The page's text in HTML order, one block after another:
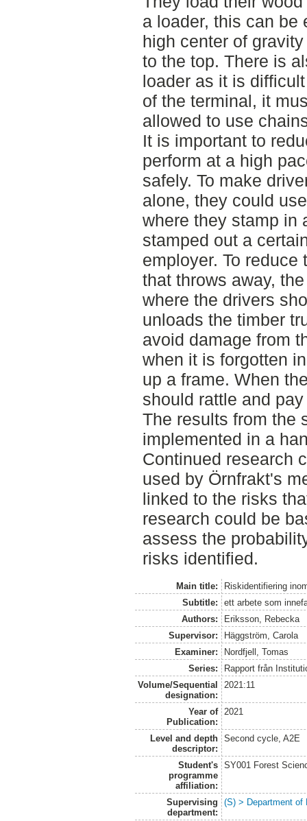
a loader, this can be
high center of
to the top. There is
loader as it is
of the terminal, it
allowed to use
It is important to
perform at a high
safely. To make
alone, they could
where they stamp in
stamped out a
employer. To
that throws away,
where the drivers
unloads the timber
avoid damage from
when it is forgotten
up a frame. When
should rattle and
The results from the
implemented in a
Continued research
used by Örnfrakt's
linked to the risks
research could be
assess the
risks identified.
Main title:
Riskidentifiering
Subtitle:
ett arbete som
Authors:
Eriksson, Rebecka
Supervisor:
Häggström, Carola
Examiner:
Nordfjell, Tomas
Series:
Rapport från
Volume/Sequential
designation:
2021:11
Year of
Publication:
2021
Level and depth
descriptor:
Second cycle, A2E
Student's
programme
affiliation:
SY001 Forest
Supervising
department:
(S) > Department of